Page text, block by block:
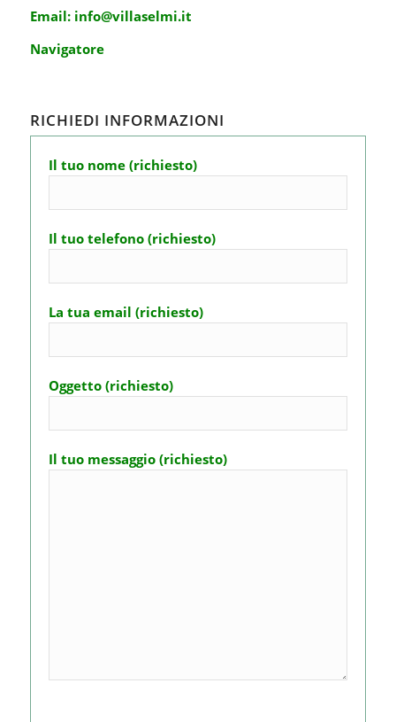
Email: info@villaselmi.it
Navigatore
RICHIEDI INFORMAZIONI
Il tuo nome (richiesto)
Il tuo telefono (richiesto)
La tua email (richiesto)
Oggetto (richiesto)
Il tuo messaggio (richiesto)